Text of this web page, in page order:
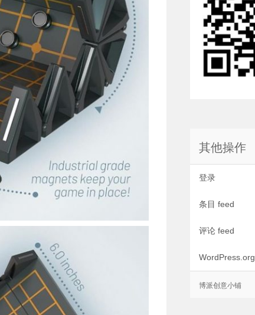
其他操作
登录
条目 feed
评论 feed
WordPress.org